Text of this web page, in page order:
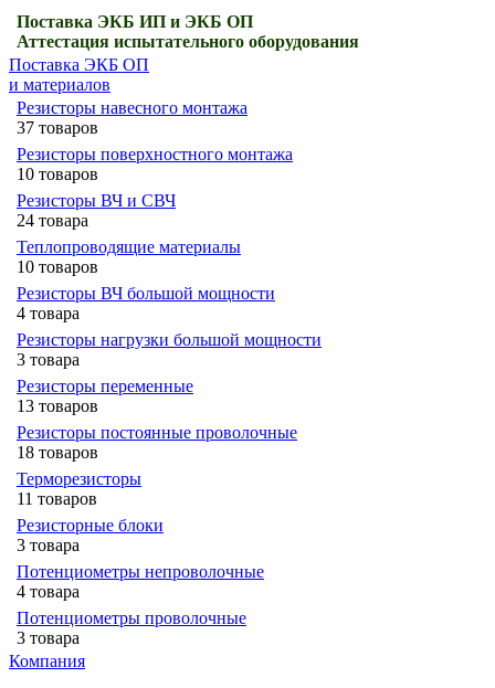
Поставка ЭКБ ИП и ЭКБ ОП
Аттестация испытательного оборудования
Поставка ЭКБ ОП
и материалов
Резисторы навесного монтажа
37 товаров
Резисторы поверхностного монтажа
10 товаров
Резисторы ВЧ и СВЧ
24 товара
Теплопроводящие материалы
10 товаров
Резисторы ВЧ большой мощности
4 товара
Резисторы нагрузки большой мощности
3 товара
Резисторы переменные
13 товаров
Резисторы постоянные проволочные
18 товаров
Терморезисторы
11 товаров
Резисторные блоки
3 товара
Потенциометры непроволочные
4 товара
Потенциометры проволочные
3 товара
Компания